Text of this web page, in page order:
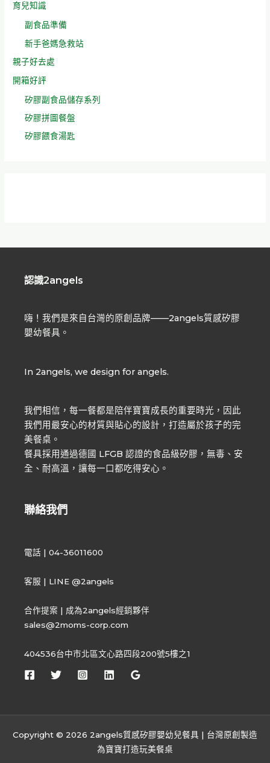
育兒知識
副食品準備
新手爸媽急救站
親子好去處
開箱好評
矽膠副食品儲存系列
矽膠拼圖餐盤
矽膠餵食湯匙
認識2angels
嗨！我們是來自台灣的原創品牌——2angels質感矽膠
嬰幼餐具。
In 2angels, we design for angels.
我們相信，每一餐都是陪伴寶寶成長的重要時光，因此
我們用最安心的材質與貼心的設計，打造屬於孩子的完
美餐桌。
餐具採用通過德國 LFGB 認證的食品級矽膠，無毒、安
全、耐高溫，讓每一口都吃得安心。
聯絡我們
電話 | 04-36011600
客服 | LINE @2angels
合作提案 | 成為2angels經銷夥伴
sales@2moms-corp.com
404536台中市北區文心路四段200號5樓之1
Copyright © 2026 2angels質感矽膠嬰幼兒餐具 | 台灣原創製造
為寶寶打造玩美餐桌